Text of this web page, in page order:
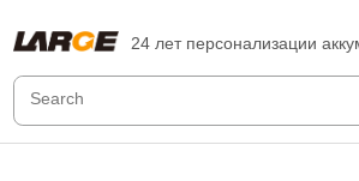
24 лет персонализации